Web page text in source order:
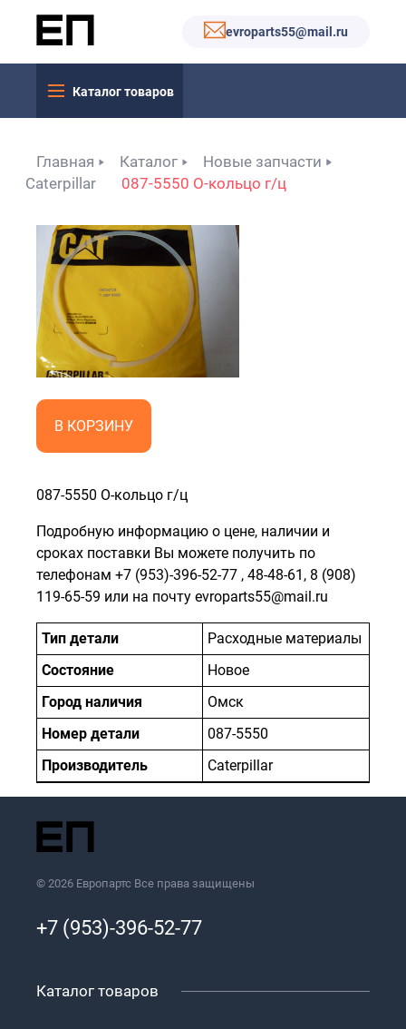
evroparts55@mail.ru
Каталог товаров
Главная Каталог
Новые запчасти
Caterpillar
087-5550 О-кольцо г/ц
В КОРЗИНУ
087-5550 О-кольцо г/ц
Подробную информацию о цене, наличии и
сроках поставки Вы можете получить по
телефонам +7 (953)-396-52-77 , 48-48-61 , 8 (908)
119-65-59 или на почту evroparts55@mail.ru
Тип детали
Расходные материалы
Состояние
Новое
Город наличия
Омск
Номер детали
087-5550
Производитель
Caterpillar
© 2026 Европартс Все права защищены
+7 (953)-396-52-77
Каталог товаров